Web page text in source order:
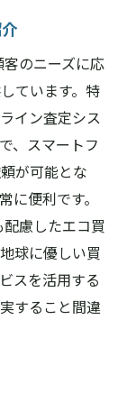
のニーズに応
ています。特
イン査定シス
、スマートフ
が可能とな
に便利です。
慮したエコ買
球に優しい買
スを活用する
すること間違